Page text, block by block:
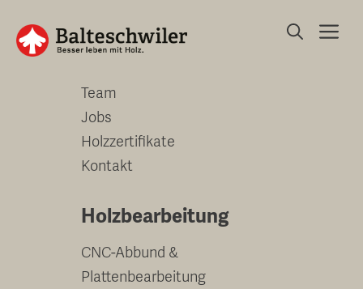
zum
Inhalt
Unternehmen
Team
Jobs
Holzzertifikate
Kontakt
Holzbearbeitung
CNC-Abbund &
Plattenbearbeitung